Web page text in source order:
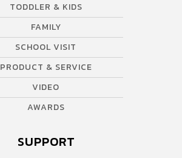
TODDLER & KIDS
FAMILY
SCHOOL VISIT
PRODUCT & SERVICE
VIDEO
AWARDS
SUPPORT